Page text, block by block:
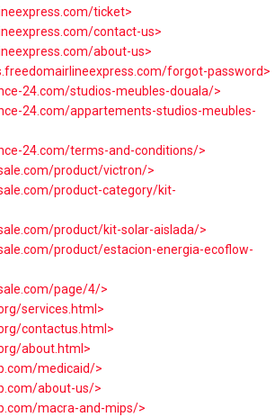
ticket>
contact-us>
about-us>
forgot-password>
24.com/studios-meubles-douala/>
24.com/appartements-studios-meubles-
24.com/terms-and-conditions/>
product/victron/>
product-category/kit-
product/kit-solar-aislada/>
product/estacion-energia-ecoflow-
page/4/>
services.html>
contactus.html>
about.html>
medicaid/>
about-us/>
macra-and-mips/>